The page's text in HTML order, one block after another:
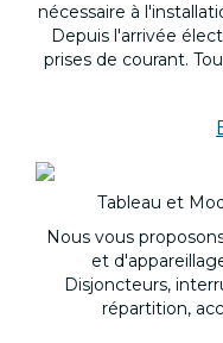
nécessaire à
Depuis l'arrivée
prises de courant.
Tableau et
Nous vous
et
Disjoncteurs,
répartition,